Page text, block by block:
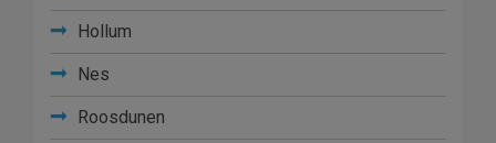
Hollum
Nes
Roosdunen